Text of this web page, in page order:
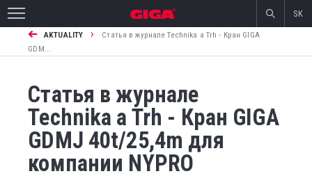
SK
AKTUALITY ›
Статья в журнале Technika a Trh - Кран GIGA
GDM...
Статья в журнале
Technika a Trh - Кран GIGA
GDMJ 40t/25,4m для
компании NYPRO